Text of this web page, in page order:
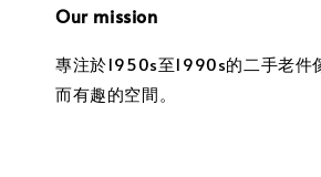
Our mission
專注於1950s至1990s的二手老件
而有趣的空間。